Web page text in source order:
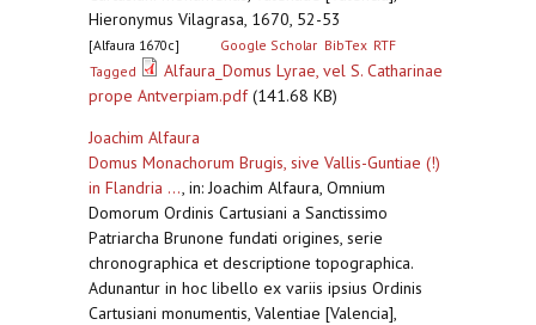
Hieronymus Vilagrasa, 1670, 52-53
[Alfaura 1670c] Google Scholar BibTex RTF
Tagged
Alfaura_Domus Lyrae, vel S. Catharinae
prope Antverpiam.pdf(141.68 KB)
Joachim Alfaura
Domus Monachorum Brugis, sive Vallis-Guntiae (!)
in Flandria ..., in: Joachim Alfaura, Omnium
Domorum Ordinis Cartusiani a Sanctissimo
Patriarcha Brunone fundati origines, serie
chronographica et descriptione topographica.
Adunantur in hoc libello ex variis ipsius Ordinis
Cartusiani monumentis, Valentiae [Valencia],